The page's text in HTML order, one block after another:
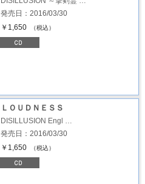
発売日：2016/03/30
￥1,650
（税込）
ＬＯＵＤＮＥＳＳ
DISILLUSION Engl …
発売日：2016/03/30
￥1,650
（税込）